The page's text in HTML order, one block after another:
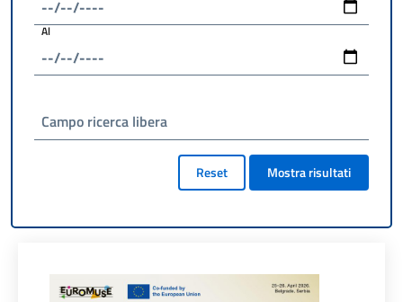
Al
Campo ricerca libera
Reset Mostra risultati